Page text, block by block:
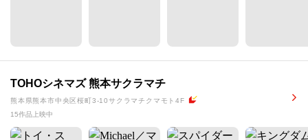
TOHOシネマズ 熊本サクラマチ
熊本県熊本市中央区桜町3-10サクラマチクマモト4F
15作品上映中